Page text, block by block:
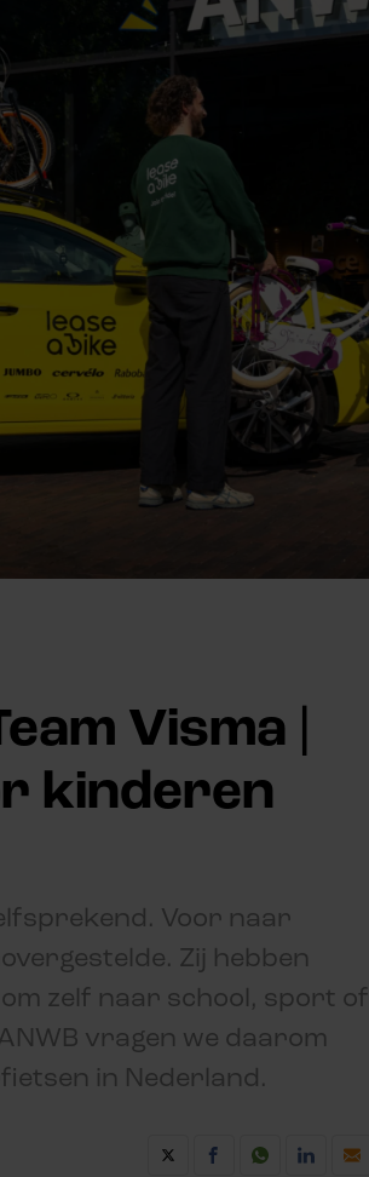
Visma |
kinderen
Voor naar
Zij hebben
zelf naar school, sport of
vragen we daarom
in Nederland.